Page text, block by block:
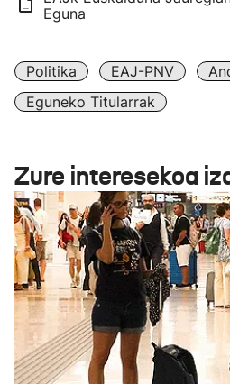
Eguna
Politika EAJ-PNV
Eguneko Titularrak
Zure interesekoa